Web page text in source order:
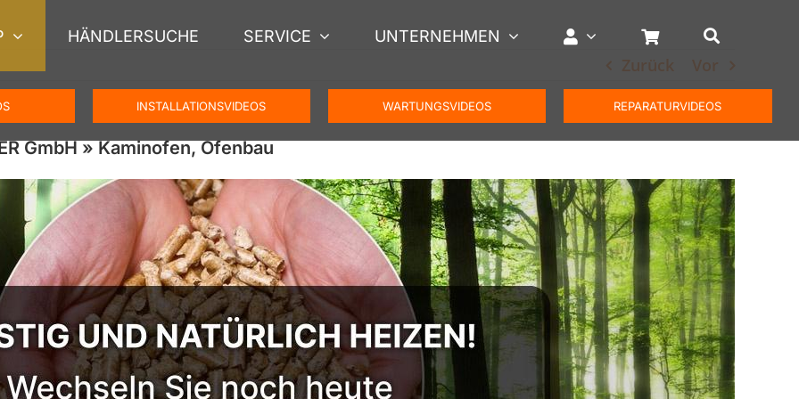
HÄNDLERSUCHE SERVICE UNTERNEHMEN
INSTALLATIONSVIDEOS WARTUNGSVIDEOS REPARATURVIDEOS
Zurück Vor
GmbH » Kaminofen, Ofenbau